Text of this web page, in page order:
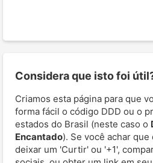
Considera que isto foi
Criamos esta página para que
forma fácil o código DDD ou o
estados do Brasil (neste caso o
Encantado). Se você achar
deixar um 'Curtir' ou '+1',